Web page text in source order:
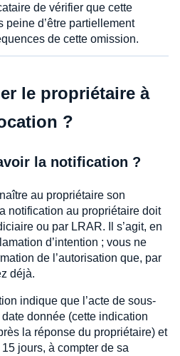
de vérifier que cette
peine d’être partiellement
de cette omission.
le propriétaire à
?
la notification ?
au propriétaire son
notification au propriétaire doit
ou par LRAR. Il s’agit, en
d’intention ; vous ne
de l’autorisation que, par
déjà.
indique que l’acte de sous-
donnée (cette indication
la réponse du propriétaire) et
jours, à compter de sa